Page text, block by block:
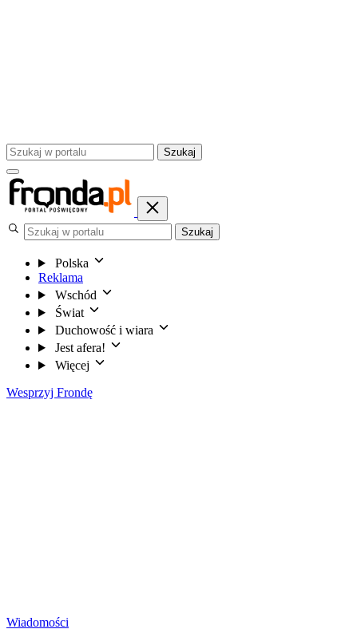
Szukaj
Szukaj
Polska
Reklama
Wschód
Świat
Duchowość i wiara
Jest afera!
Więcej
Wesprzyj Frondę
Wiadomości